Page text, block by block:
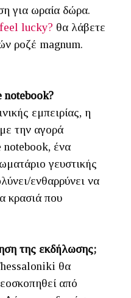
για ωραία δώρα.
lucky? θα λάβετε
ροζέ magnum.
notebook?
εμπειρίας, η
την αγορά
notebook, ένα
γευστικής
ενθαρρύνει να
κρασιά που
της εκδήλωσης;
θα
από